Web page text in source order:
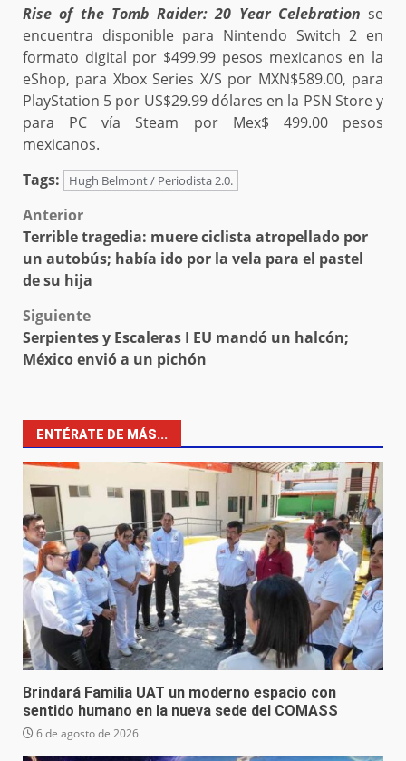
Rise of the Tomb Raider: 20 Year Celebration se
encuentra disponible para Nintendo Switch 2 en
formato digital por $499.99 pesos mexicanos en la
eShop, para Xbox Series X/S por MXN$589.00, para
PlayStation 5 por US$29.99 dólares en la PSN Store y
para PC vía Steam por Mex$ 499.00 pesos
mexicanos.
Tags:
Hugh Belmont / Periodista 2.0.
Post
navigation
Anterior
Terrible tragedia: muere ciclista atropellado por
un autobús; había ido por la vela para el pastel
de su hija
Siguiente
Serpientes y Escaleras I EU mandó un halcón;
México envió a un pichón
ENTÉRATE DE MÁS...
Brindará Familia UAT un moderno espacio con
sentido humano en la nueva sede del COMASS
6 de agosto de 2026